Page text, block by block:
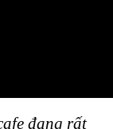
đang rất